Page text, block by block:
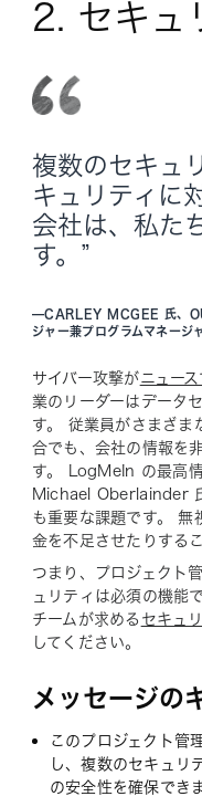
2. セキュ
複数のセキュ
キュリティに
会社は、私た
す。”
—CARLEY MCGEE 氏、
ジャー兼プログラムマネージ
サイバー攻撃がニュー
業のリーダーはデータ
す。 従業員がさまざま
合でも、会社の情報を
す。 LogMeIn の最高
Michael Oberlainder
も重要な課題です。 無
金を不足させたりする
つまり、プロジェクト
ュリティは必須の機能
チームが求める セキュ
してください。
メッセージの
このプロジェクト管
し、複数のセキュリ
の安全性を確保でき